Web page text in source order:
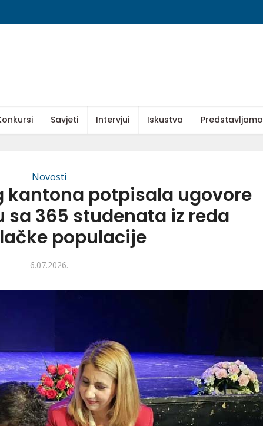
Savjeti Intervjui Iskustva Predstavljamo
Novosti
kantona potpisala ugovore
365 studenata iz reda
populacije
6.07.2026.